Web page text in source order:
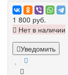
1 800 руб.
Нет в наличии
Уведомить